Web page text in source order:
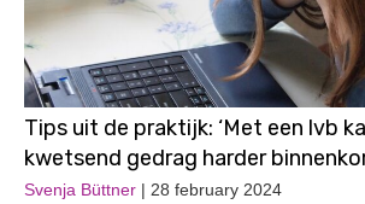
Tips uit de praktijk: ‘Met een lvb
kwetsend gedrag harder
Svenja Büttner | 28 february 2024